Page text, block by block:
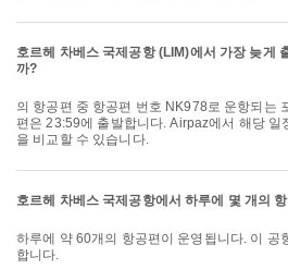
호르헤 차베스 국제공항 (LIM)에서 가장 늦게
까?
의 항공편 중 항공편 번호 NK978로 운항되는 포트로더데일행 가장 늦은 항공
편은 23:59에 출발합니다. Airpaz에서 해당 일
을 비교할 수 있습니다.
호르헤 차베스 국제공항에서 하루에 몇 개의
하루에 약 60개의 항공편이 운영됩니다. 이 공항은 국내 & 국제 항공편을 운영
합니다.